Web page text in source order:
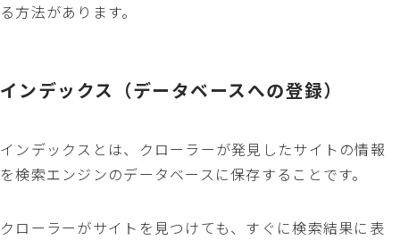
る方法があります。
インデックス（データベースへの登録）
インデックスとは、クローラーが発見したサイトの情報
を検索エンジンのデータベースに保存することです。
クローラーがサイトを見つけても、すぐに検索結果に表